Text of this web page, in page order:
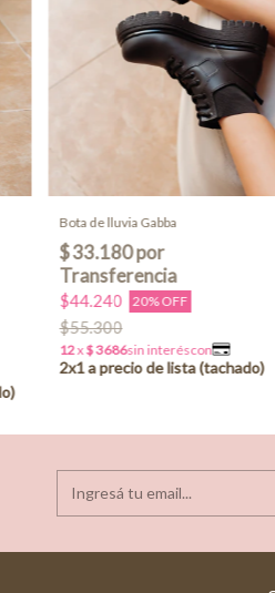
Bota de lluvia Gabba
$44.240 20% OFF
$55.300